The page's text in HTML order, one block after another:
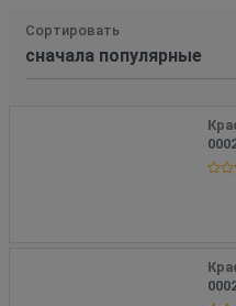
Сортировать